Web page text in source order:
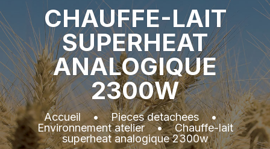
CHAUFFE-LAIT
SUPERHEAT
ANALOGIQUE
2300W
Accueil •Pieces detachees •
Environnement atelier•Chauffe-lait
superheat analogique 2300w